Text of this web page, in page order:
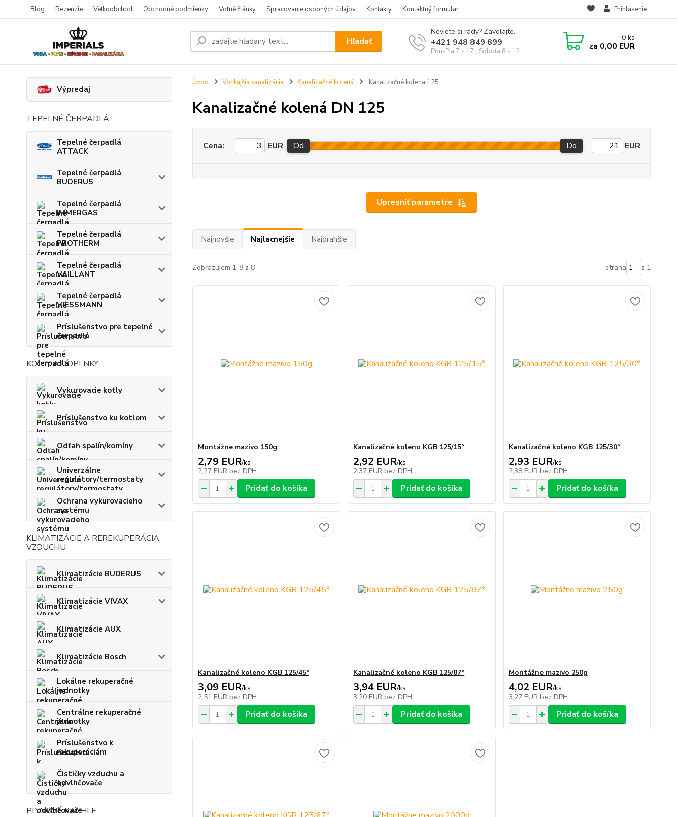
Blog Rezenzie Veľkoobchod Obchodné podmienky Voľné články Spracovanie osobných údajov Kontakty Kontaktný formulár Prihlásenie
Hľadať
Neviete si rady? Zavolajte.
+421 948 849 899
Pon-Pia 7 - 17 ; Sobota 8 - 12
0 ks
za 0,00 EUR
Výpredaj
TEPELNÉ ČERPADLÁ
Tepelné čerpadlá
ATTACK
Tepelné čerpadlá
BUDERUS
Tepelné čerpadlá
IMMERGAS
Tepelné čerpadlá
PROTHERM
Tepelné čerpadlá
VAILLANT
Tepelné čerpadlá
VIESSMANN
Príslušenstvo pre tepelné
čerpadlá
KOTLY A DOPLNKY
Vykurovacie kotly
Príslušenstvo ku kotlom
Odťah spalín/komíny
Univerzálne
regulátory/termostaty
Ochrana vykurovacieho
systému
KLIMATIZÁCIE A REREKUPERÁCIA
VZDUCHU
Klimatizácie BUDERUS
Klimatizácie VIVAX
Klimatizácie AUX
Klimatizácie Bosch
Lokálne rekuperačné
jednotky
Centrálne rekuperačné
jednotky
Príslušenstvo k
rekuperáciám
Čističky vzduchu a
odvlhčovače
PLYNOVÉ KACHLE
Úvod Vonkajšia kanalizácia Kanalizačné kolená Kanalizačné kolená 125
Kanalizačné kolená DN 125
Upresniť parametre
Cena: EUR Od Do EUR
Najnovšie Najlacnejšie Najdrahšie
Zobrazujem 1-8 z 8 strana z 1
Montážne mazivo 150g
2,79 EUR/ks
2,27 EUR bez DPH
Pridať do košíka
Kanalizačné koleno KGB 125/15°
2,92 EUR/ks
2,37 EUR bez DPH
Pridať do košíka
Kanalizačné koleno KGB 125/30°
2,93 EUR/ks
2,38 EUR bez DPH
Pridať do košíka
Kanalizačné koleno KGB 125/45°
3,09 EUR/ks
2,51 EUR bez DPH
Pridať do košíka
Kanalizačné koleno KGB 125/87°
3,94 EUR/ks
3,20 EUR bez DPH
Pridať do košíka
Montážne mazivo 250g
4,02 EUR/ks
3,27 EUR bez DPH
Pridať do košíka